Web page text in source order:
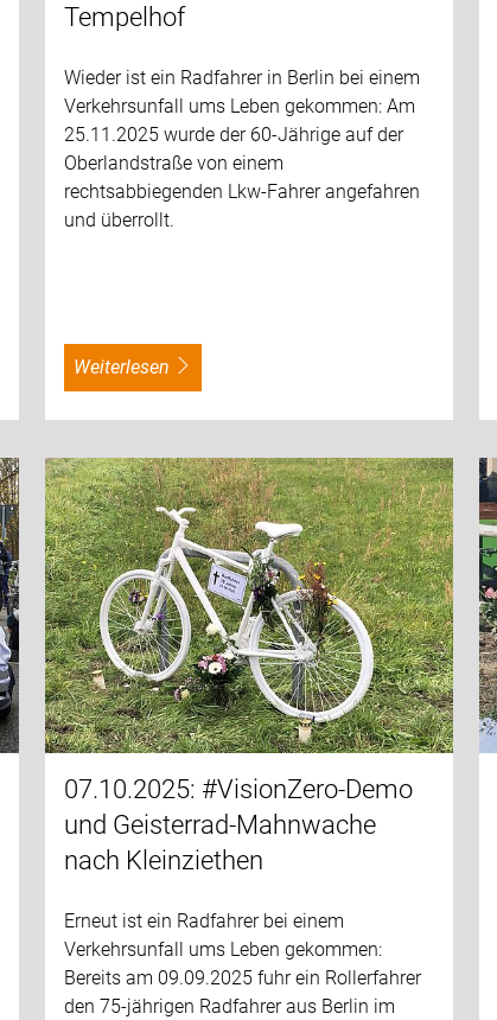
Tempelhof
Wieder ist ein Radfahrer in Berlin bei einem
Verkehrsunfall ums Leben gekommen: Am
25.11.2025 wurde der 60-Jährige auf der
Oberlandstraße von einem
rechtsabbiegenden Lkw-Fahrer angefahren
und überrollt.
weiterlesen
07.10.2025: #VisionZero-Demo
und Geisterrad-Mahnwache
nach Kleinziethen
Erneut ist ein Radfahrer bei einem
Verkehrsunfall ums Leben gekommen:
Bereits am 09.09.2025 fuhr ein Rollerfahrer
den 75-jährigen Radfahrer aus Berlin im